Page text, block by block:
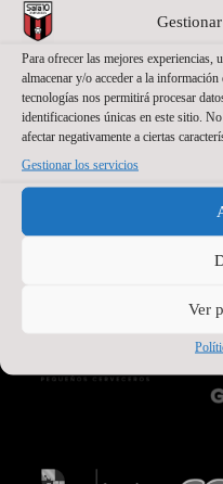
Para ofrecer las mejores experiencias,
almacenar y/o acceder a la
tecnologías nos permitirá procesar
identificaciones únicas en este sitio.
afectar negativamente a ciertas
Gestionar los servicios
Ver